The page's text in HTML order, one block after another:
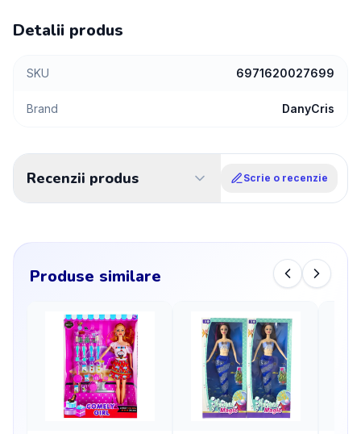
Detalii produs
SKU 6971620027699
Brand DanyCris
Recenzii produs Scrie o recenzie
Produse similare